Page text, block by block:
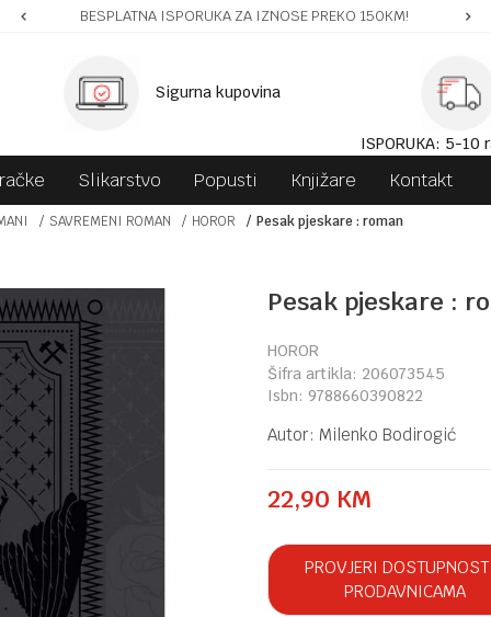
BESPLATNA ISPORUKA ZA IZNOSE PREKO 150KM!
Sigurna kupovina
ISPORUKA: 5-10
Slikarstvo Popusti Knjižare Kontakt
SAVREMENI ROMAN HOROR Pesak pjeskare : roman
Pesak pjeskare :
HOROR
Šifra artikla: 206073545
Isbn: 9788660390822
Autor: Milenko Bodirogić
22,90 KM
PROVJERI
PRODAVNICAMA